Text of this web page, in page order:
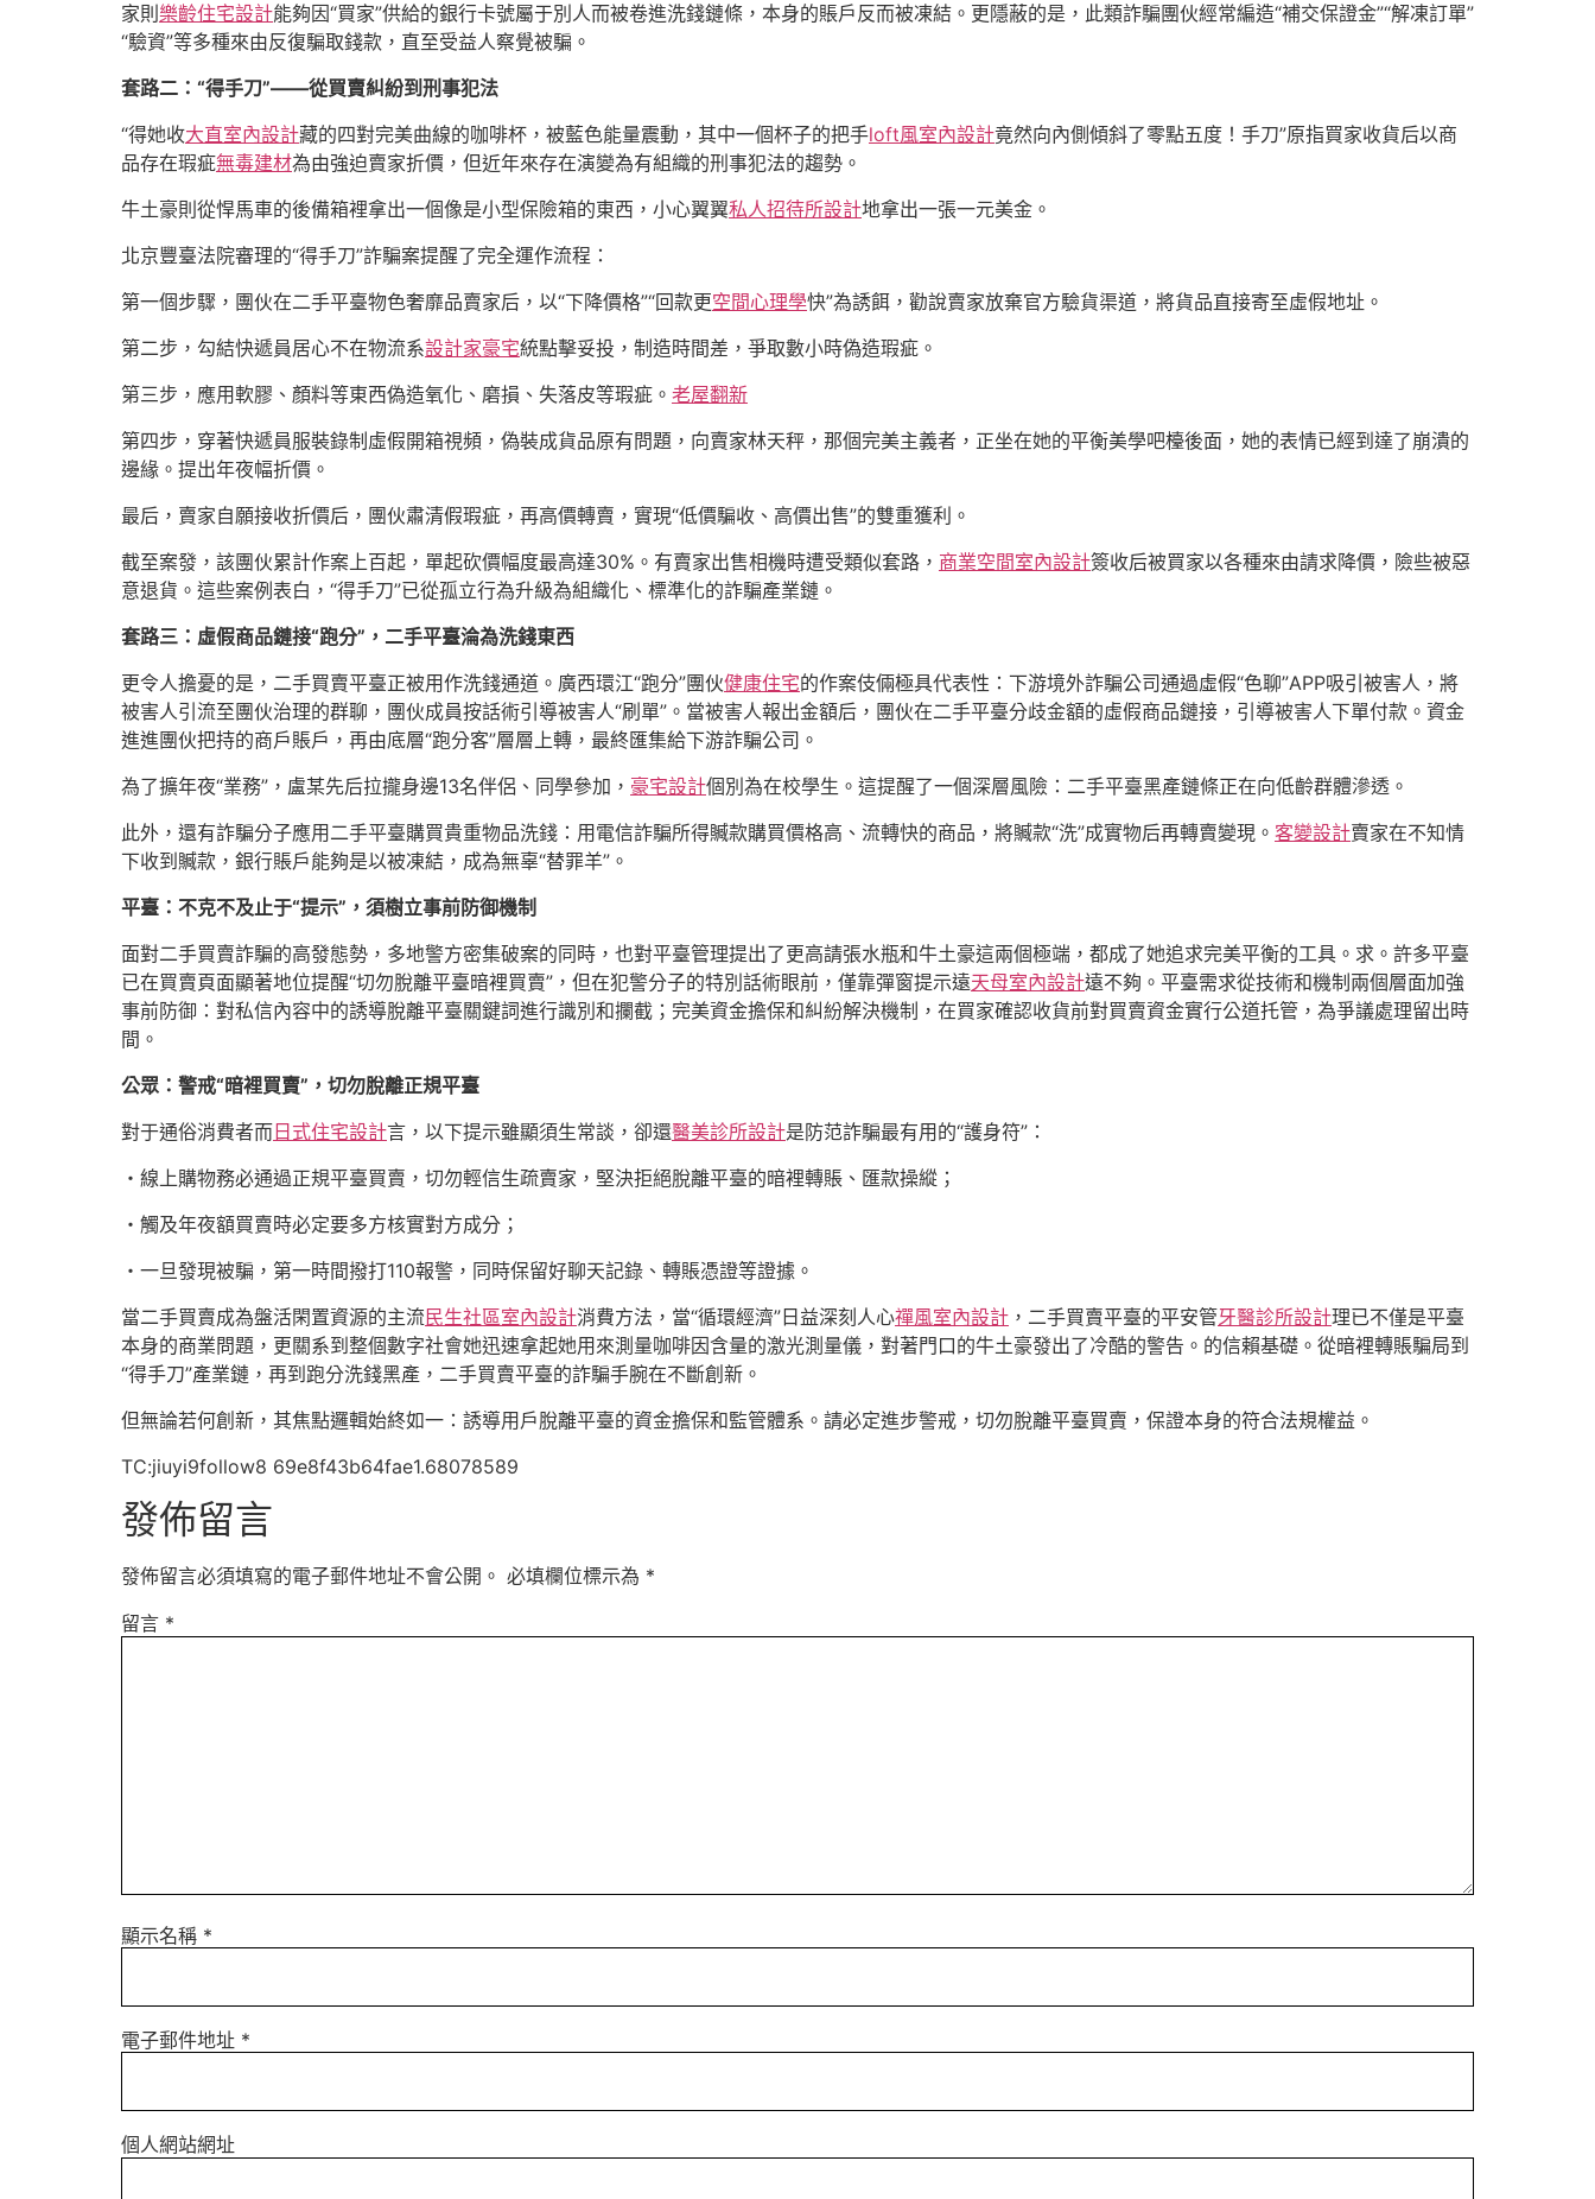
家則 樂齡住宅設計能夠因“買家”供給的銀行卡號屬于別人而被卷進洗錢鏈條，本身的賬戶反而被凍結。更隱蔽的是，此類詐騙團伙經常編造“補交保證金”“解凍訂單”
“驗資”等多種來由反復騙取錢款，直至受益人察覺被騙。
套路二：“得手刀”——從買賣糾紛到刑事犯法
“得她收大直室內設計藏的四對完美曲線的咖啡杯，被藍色能量震動，其中一個杯子的把手loft風室內設計竟然向內側傾斜了零點五度！手刀”原指買家收貨后以商
品存在瑕疵無毒建材為由強迫賣家折價，但近年來存在演變為有組織的刑事犯法的趨勢。
牛土豪則從悍馬車的後備箱裡拿出一個像是小型保險箱的東西，小心翼翼私人招待所設計地拿出一張一元美金。
北京豐臺法院審理的“得手刀”詐騙案提醒了完全運作流程：
第一個步驟，團伙在二手平臺物色奢靡品賣家后，以“下降價格”“回款更空間心理學快”為誘餌，勸說賣家放棄官方驗貨渠道，將貨品直接寄至虛假地址。
第二步，勾結快遞員居心不在物流系設計家豪宅統點擊妥投，制造時間差，爭取數小時偽造瑕疵。
第三步，應用軟膠、顏料等東西偽造氧化、磨損、失落皮等瑕疵。 老屋翻新
第四步，穿著快遞員服裝錄制虛假開箱視頻，偽裝成貨品原有問題，向賣家林天秤，那個完美主義者，正坐在她的平衡美學吧檯後面，她的表情已經到達了崩潰的
邊緣。提出年夜幅折價。
最后，賣家自願接收折價后，團伙肅清假瑕疵，再高價轉賣，實現“低價騙收、高價出售”的雙重獲利。
截至案發，該團伙累計作案上百起，單起砍價幅度最高達30%。有賣家出售相機時遭受類似套路， 商業空間室內設計簽收后被買家以各種來由請求降價，險些被惡
意退貨。這些案例表白，“得手刀”已從孤立行為升級為組織化、標準化的詐騙產業鏈。
套路三：虛假商品鏈接“跑分”，二手平臺淪為洗錢東西
更令人擔憂的是，二手買賣平臺正被用作洗錢通道。廣西環江“跑分”團伙健康住宅的作案伎倆極具代表性：下游境外詐騙公司通過虛假“色聊”APP吸引被害人，將
被害人引流至團伙治理的群聊，團伙成員按話術引導被害人“刷單”。當被害人報出金額后，團伙在二手平臺分歧金額的虛假商品鏈接，引導被害人下單付款。資金
進進團伙把持的商戶賬戶，再由底層“跑分客”層層上轉，最終匯集給下游詐騙公司。
為了擴年夜“業務”，盧某先后拉攏身邊13名伴侶、同學參加， 豪宅設計個別為在校學生。這提醒了一個深層風險：二手平臺黑產鏈條正在向低齡群體滲透。
此外，還有詐騙分子應用二手平臺購買貴重物品洗錢：用電信詐騙所得贓款購買價格高、流轉快的商品，將贓款“洗”成實物后再轉賣變現。 客變設計賣家在不知情
下收到贓款，銀行賬戶能夠是以被凍結，成為無辜“替罪羊”。
平臺：不克不及止于“提示”，須樹立事前防御機制
面對二手買賣詐騙的高發態勢，多地警方密集破案的同時，也對平臺管理提出了更高請張水瓶和牛土豪這兩個極端，都成了她追求完美平衡的工具。求。許多平臺
已在買賣頁面顯著地位提醒“切勿脫離平臺暗裡買賣”，但在犯警分子的特別話術眼前，僅靠彈窗提示遠天母室內設計遠不夠。平臺需求從技術和機制兩個層面加強
事前防御：對私信內容中的誘導脫離平臺關鍵詞進行識別和攔截；完美資金擔保和糾紛解決機制，在買家確認收貨前對買賣資金實行公道托管，為爭議處理留出時
間。
公眾：警戒“暗裡買賣”，切勿脫離正規平臺
對于通俗消費者而日式住宅設計言，以下提示雖顯須生常談，卻還醫美診所設計是防范詐騙最有用的“護身符”：
・線上購物務必通過正規平臺買賣，切勿輕信生疏賣家，堅決拒絕脫離平臺的暗裡轉賬、匯款操縱；
・觸及年夜額買賣時必定要多方核實對方成分；
・一旦發現被騙，第一時間撥打110報警，同時保留好聊天記錄、轉賬憑證等證據。
當二手買賣成為盤活閑置資源的主流民生社區室內設計消費方法，當“循環經濟”日益深刻人心禪風室內設計 ，二手買賣平臺的平安管牙醫診所設計理已不僅是平臺
本身的商業問題，更關系到整個數字社會她迅速拿起她用來測量咖啡因含量的激光測量儀，對著門口的牛土豪發出了冷酷的警告。的信賴基礎。從暗裡轉賬騙局到
“得手刀”產業鏈，再到跑分洗錢黑產，二手買賣平臺的詐騙手腕在不斷創新。
但無論若何創新，其焦點邏輯始終如一：誘導用戶脫離平臺的資金擔保和監管體系。請必定進步警戒，切勿脫離平臺買賣，保證本身的符合法規權益。
TC:jiuyi9follow8 69e8f43b64fae1.68078589
發佈留言
發佈留言必須填寫的電子郵件地址不會公開。 必填欄位標示為 *
留言 *
顯示名稱 *
電子郵件地址 *
個人網站網址